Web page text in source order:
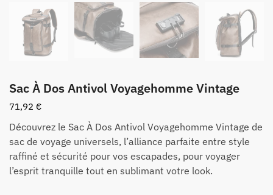
Sac À Dos Antivol Voyagehomme Vintage
71,92 €
Découvrez le Sac À Dos Antivol Voyagehomme Vintage de
sac de voyage universels, l’alliance parfaite entre style
raffiné et sécurité pour vos escapades, pour voyager
l’esprit tranquille tout en sublimant votre look.